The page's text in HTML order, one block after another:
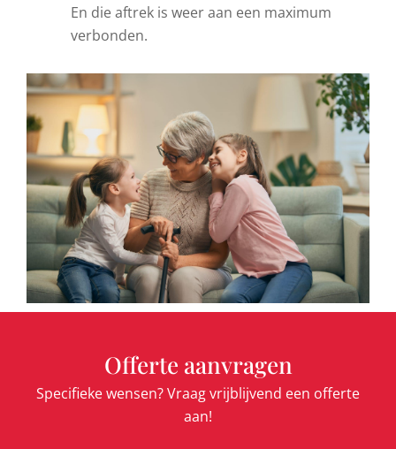
En die aftrek is weer aan een maximum
verbonden.
Offerte aanvragen
Specifieke wensen? Vraag vrijblijvend een offerte
aan!